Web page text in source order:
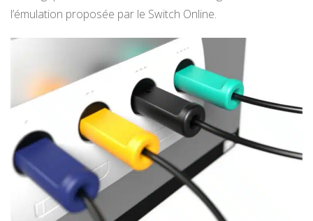
l’émulation proposée par le Switch Online.